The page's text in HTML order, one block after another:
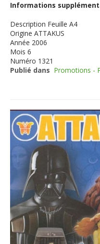
Informations
Description Feuille A4
Origine ATTAKUS
Année 2006
Mois 6
Numéro 1321
Publié dans Promotions -